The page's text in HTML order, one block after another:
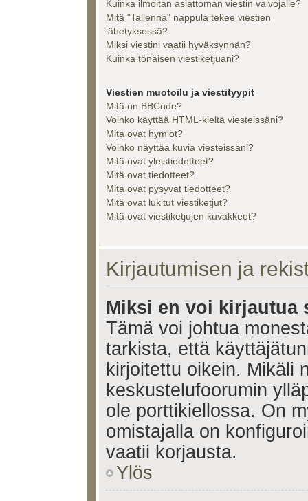
Kuinka ilmoitan asiattoman viestin valvojalle?
Mitä "Tallenna" nappula tekee viestien
lähetyksessä?
Miksi viestini vaatii hyväksynnän?
Kuinka tönäisen viestiketjuani?
Viestien muotoilu ja viestityypit
Mitä on BBCode?
Voinko käyttää HTML-kieltä viesteissäni?
Mitä ovat hymiöt?
Voinko näyttää kuvia viesteissäni?
Mitä ovat yleistiedotteet?
Mitä ovat tiedotteet?
Mitä ovat pysyvät tiedotteet?
Mitä ovat lukitut viestiketjut?
Mitä ovat viestiketjujen kuvakkeet?
Kirjautumisen ja
Miksi en voi kirjautua
Tämä voi johtua
tarkista, että
kirjoitettu oikein. Mikäli
keskustelufoorumin
ole porttikiellossa. On
omistajalla on
vaatii korjausta.
Ylös